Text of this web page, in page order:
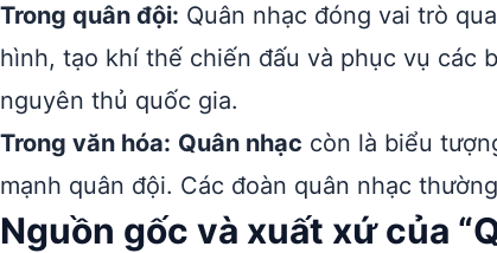
Trong quân đội: Quân nhạc đóng vai trò
hình, tạo khí thế chiến đấu và phục vụ các
nguyên thủ quốc gia.
Trong văn hóa: Quân nhạc còn là biểu
mạnh quân đội. Các đoàn quân nhạc
Nguồn gốc và xuất xứ của